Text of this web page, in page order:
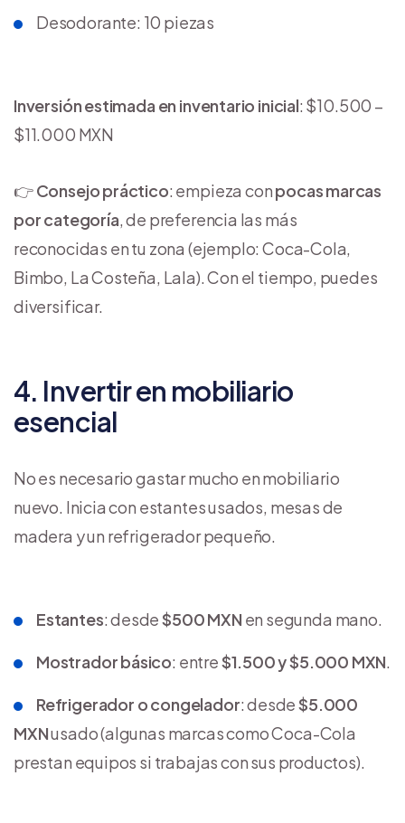
Desodorante: 10 piezas
Inversión estimada en inventario inicial: $10.500 –
$11.000 MXN
👉Consejo práctico: empieza conpocas marcas
por categoría, de preferencia las más
reconocidas en tu zona (ejemplo: Coca-Cola,
Bimbo, La Costeña, Lala). Con el tiempo, puedes
diversificar.
4. Invertir en mobiliario
esencial
No es necesario gastar mucho en mobiliario
nuevo. Inicia con estantes usados, mesas de
madera y un refrigerador pequeño.
Estantes: desde$500 MXN en segunda mano.
Mostrador básico: entre$1.500 y $5.000 MXN.
Refrigerador o congelador: desde$5.000
MXNusado (algunas marcas como Coca-Cola
prestan equipos si trabajas con sus productos).